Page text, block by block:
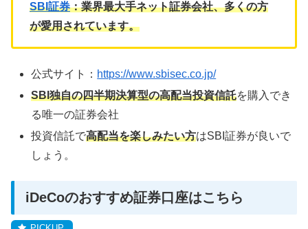
SBI証券：業界最大手ネット証券会社、多くの方
が愛用されています。
公式サイト： https://www.sbisec.co.jp/
SBI独自の四半期決算型の高配当投資信託を購入でき
る唯一の証券会社
投資信託で高配当を楽しみたい方はSBI証券が良いで
しょう。
iDeCoのおすすめ証券口座はこちら